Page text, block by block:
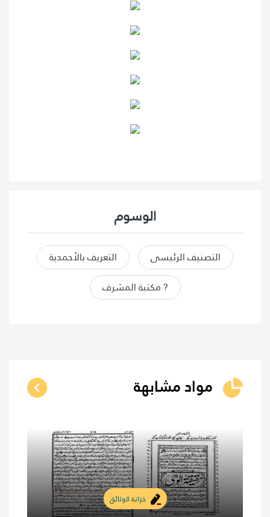
الوسوم
التصنيف الرئيسى
التعريف بالأحمدية
? مكتبة المشرف
مواد مشابهة
خزانة الوثائق